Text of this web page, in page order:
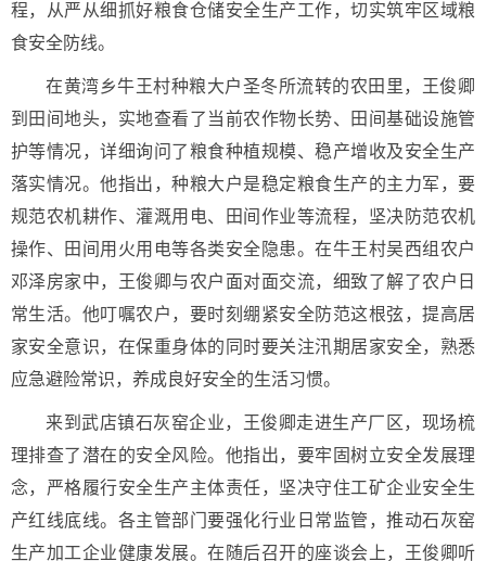
程，从严从细抓好粮食仓储安全生产工作，切实筑牢区域粮
食安全防线。
在黄湾乡牛王村种粮大户圣冬所流转的农田里，王俊卿
到田间地头，实地查看了当前农作物长势、田间基础设施管
护等情况，详细询问了粮食种植规模、稳产增收及安全生产
落实情况。他指出，种粮大户是稳定粮食生产的主力军，要
规范农机耕作、灌溉用电、田间作业等流程，坚决防范农机
操作、田间用火用电等各类安全隐患。在牛王村吴西组农户
邓泽房家中，王俊卿与农户面对面交流，细致了解了农户日
常生活。他叮嘱农户，要时刻绷紧安全防范这根弦，提高居
家安全意识，在保重身体的同时要关注汛期居家安全，熟悉
应急避险常识，养成良好安全的生活习惯。
来到武店镇石灰窑企业，王俊卿走进生产厂区，现场梳
理排查了潜在的安全风险。他指出，要牢固树立安全发展理
念，严格履行安全生产主体责任，坚决守住工矿企业安全生
产红线底线。各主管部门要强化行业日常监管，推动石灰窑
生产加工企业健康发展。在随后召开的座谈会上，王俊卿听